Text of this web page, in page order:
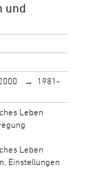
und
1981-
Leben
Leben
Einstellungen